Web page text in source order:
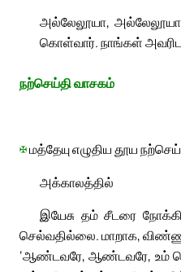
அல்லேலூயா,
கொள்வார். நாங்கள்
நற்செய்தி வாசகம்
✠மத்தேயு எழுதிய தூய
அக்காலத்தில்
இயேசு தம் சீடரை
செல்வதில்லை. மாறாக,
‘ஆண்டவரே, ஆண்டவரே, உம்